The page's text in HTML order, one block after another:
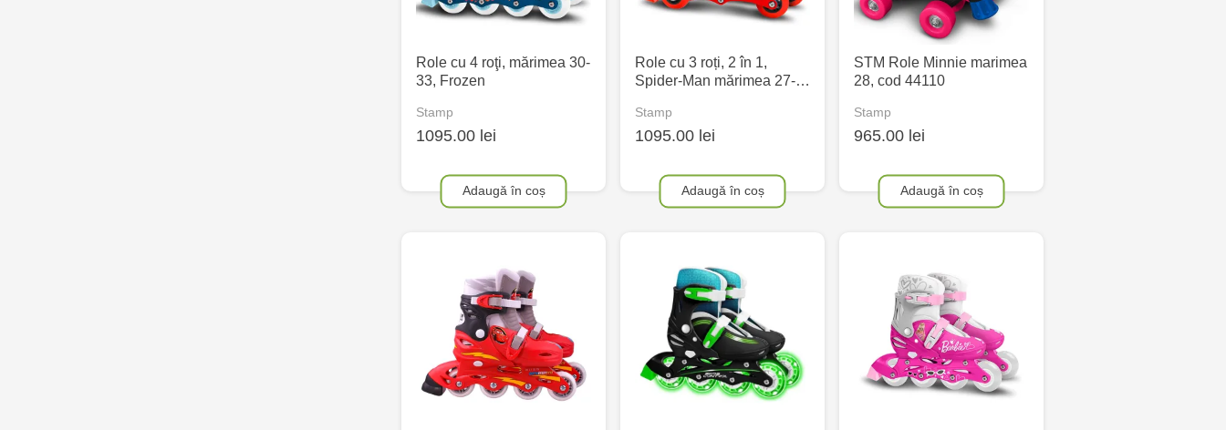
Role cu 4 roţi, mărimea 30-
33, Frozen
Stamp
1095.00 lei
Adaugă în coș
Role cu 3 roți, 2 în 1,
Spider-Man mărimea 27-…
Stamp
1095.00 lei
Adaugă în coș
STM Role Minnie marimea
28, cod 44110
Stamp
965.00 lei
Adaugă în coș